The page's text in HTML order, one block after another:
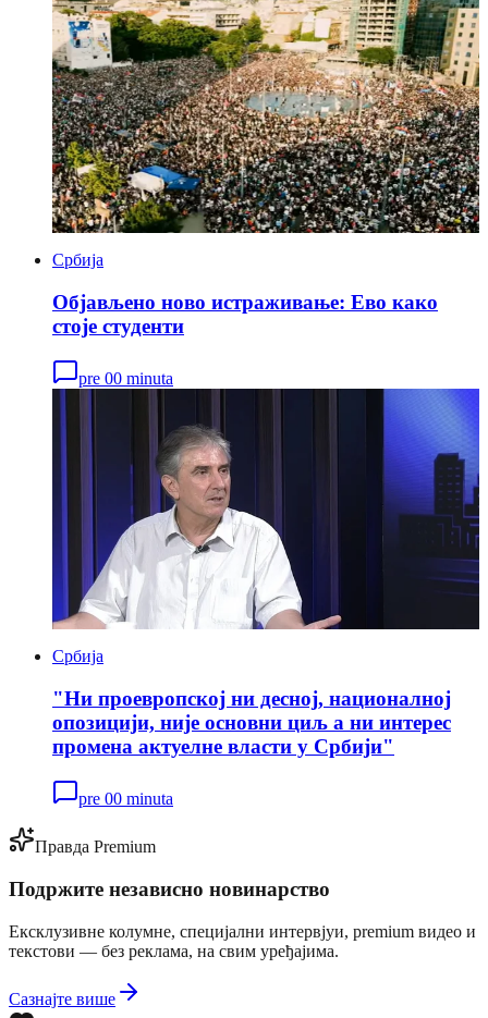
Србија
Објављено ново истраживање: Ево како
стоје студенти
pre 00 minuta
Србија
"Ни проевропској ни десној, националној
опозицији, није основни циљ а ни интерес
промена актуелне власти у Србији"
pre 00 minuta
Правда Premium
Подржите независно новинарство
Ексклузивне колумне, специјални интервјуи, premium видео и
текстови — без реклама, на свим уређајима.
Сазнајте више